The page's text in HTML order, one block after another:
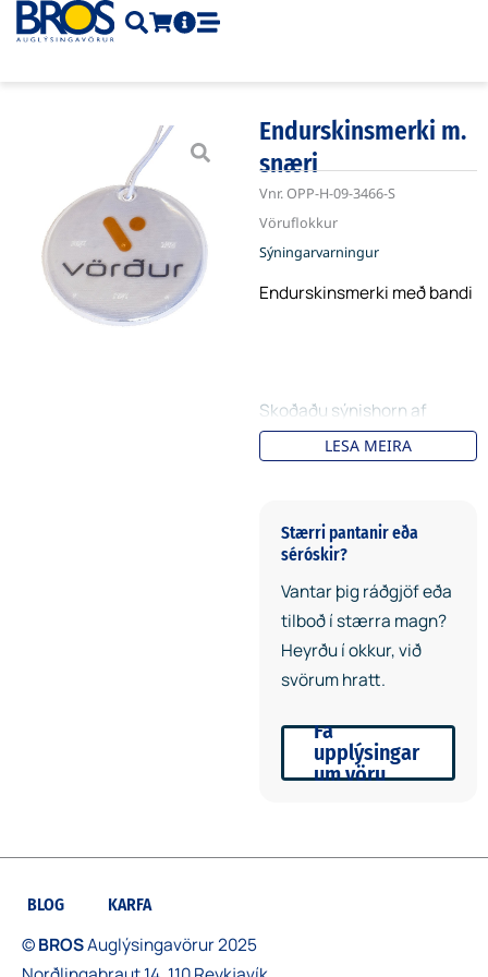
Skip
Endurskinsmerki m.
snæri
Vnr.OPP-H-09-3466-S
Vöruflokkur
Sýningarvarningur
Endurskinsmerki með bandi
Skoðaðu sýnishorn af
merktum
endurskinsmerkjum
Öll okkar endurskinsmerki
eru framleidd skv. ítrustu
gæðakröfum og skv.
EN:17353:2020 staðlinum
er að prenta yfir eða undir
endurskinsfilmuna. Við
þitt merki uppfylli
meira en 10% af svæðinu.
LESA MEIRA
Stærri pantanir eða
séróskir?
Vantar þig ráðgjöf eða
tilboð í stærra magn?
Heyrðu í okkur, við
svörum hratt.
Fá
upplýsingar
um vöru
BLOG KARFA
©BROSAuglýsingavörur 2025